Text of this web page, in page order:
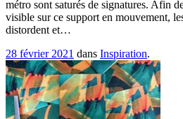
métro sont saturés de signatures. Afin
visible sur ce support en mouvement,
distordent et…
28 février 2021 dans Inspiration.